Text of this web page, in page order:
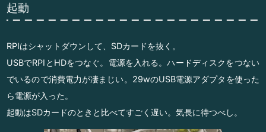
起動
RPIはシャットダウンして、SDカードを抜く。
USBでRPIとHDをつなぐ。電源を入れる。ハードディスクをつない
でいるので消費電力が凄まじい。29wのUSB電源アダプタを使った
ら電源が入った。
起動はSDカードのときと比べてすごく遅い。気長に待つべし。